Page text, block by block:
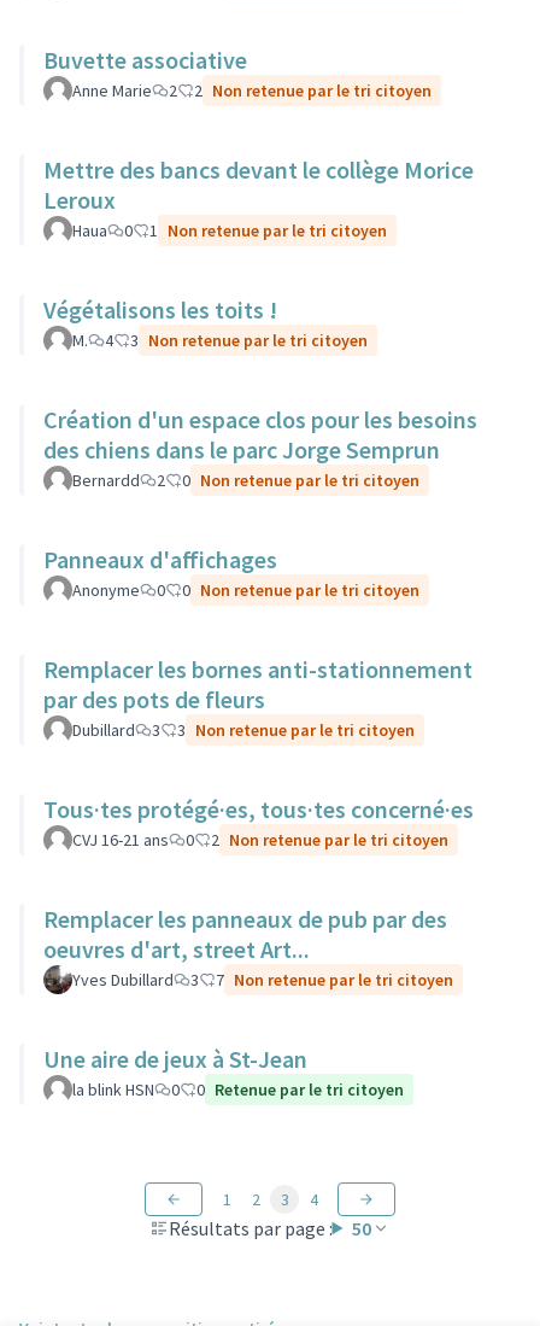
Buvette associative
Anne Marie 2 2 Non retenue par le tri citoyen
Mettre des bancs devant le collège Morice
Leroux
Haua 0 1 Non retenue par le tri citoyen
Végétalisons les toits !
M. 4 3 Non retenue par le tri citoyen
Création d'un espace clos pour les besoins
des chiens dans le parc Jorge Semprun
Bernardd 2 0 Non retenue par le tri citoyen
Panneaux d'affichages
Anonyme 0 0 Non retenue par le tri citoyen
Remplacer les bornes anti-stationnement
par des pots de fleurs
Dubillard 3 3 Non retenue par le tri citoyen
Tous·tes protégé·es, tous·tes concerné·es
CVJ 16-21 ans 0 2 Non retenue par le tri citoyen
Remplacer les panneaux de pub par des
oeuvres d'art, street Art...
Yves Dubillard 3 7 Non retenue par le tri citoyen
Une aire de jeux à St-Jean
la blink HSN 0 0 Retenue par le tri citoyen
Résultats par page : 50
1 2 3 4